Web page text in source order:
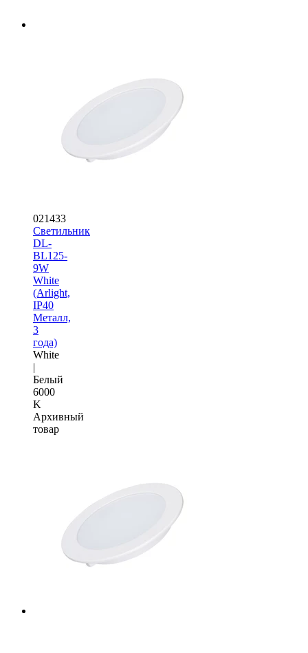
021433
Светильник
DL-
BL125-
9W
White
(Arlight,
IP40
Металл,
3
года)
White
|
Белый
6000
K
Архивный
товар